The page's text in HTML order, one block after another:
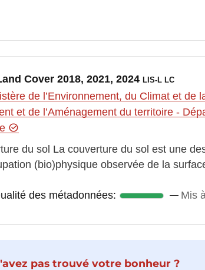
Cover 2018, 2021, 2024LIS-L LC
de l’Environnement, du Climat et de
et de l’Aménagement du territoire -
du sol La couverture du sol est une
(bio)physique observée de la
des métadonnées:
des métadonnées: Mis
pas trouvé votre bonheur ?